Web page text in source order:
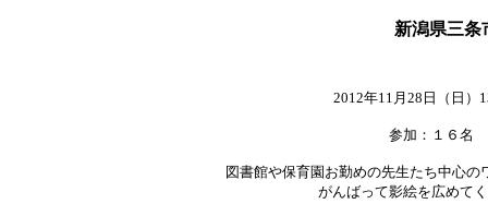
新潟県三条
2012年11月28日（日）
参加：１６名
図書館や保育園お勤めの先生たち中心の
がんばって影絵を広めて